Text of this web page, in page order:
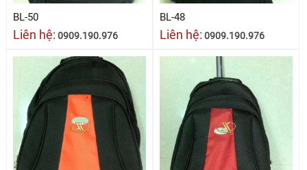
BL-50
Liên hệ: 0909.190.976
BL-48
Liên hệ: 0909.190.976